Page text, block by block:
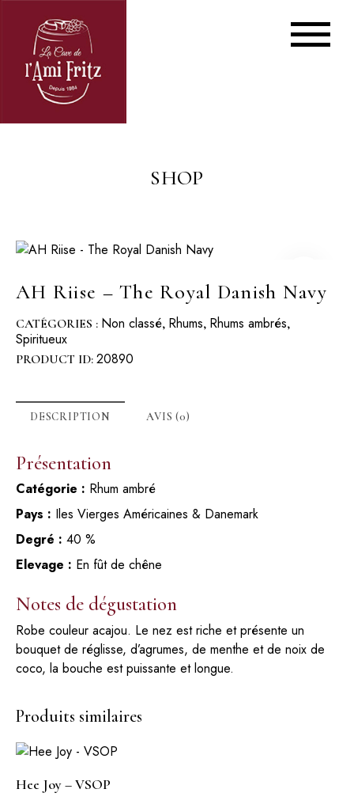
SHOP
AH Riise – The Royal Danish Navy
CATÉGORIES : Non classé, Rhums, Rhums ambrés,
Spiritueux
PRODUCT ID: 20890
DESCRIPTION AVIS (0)
Présentation
Catégorie : Rhum ambré
Pays : Iles Vierges Américaines & Danemark
Degré : 40 %
Elevage : En fût de chêne
Notes de dégustation
Robe couleur acajou. Le nez est riche et présente un
bouquet de réglisse, d’agrumes, de menthe et de noix de
coco, la bouche est puissante et longue.
Produits similaires
Hee Joy – VSOP